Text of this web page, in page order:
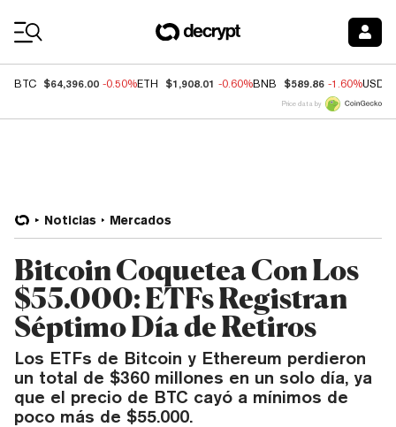
BTC $64,396.00 -0.50%ETH $1,908.01 -0.60%BNB $589.86 -1.60%USDC
Price data by
Noticias Mercados
Bitcoin Coquetea Con Los
$55.000: ETFs Registran
Séptimo Día de Retiros
Los ETFs de Bitcoin y Ethereum perdieron
un total de $360 millones en un solo día, ya
que el precio de BTC cayó a mínimos de
poco más de $55.000.